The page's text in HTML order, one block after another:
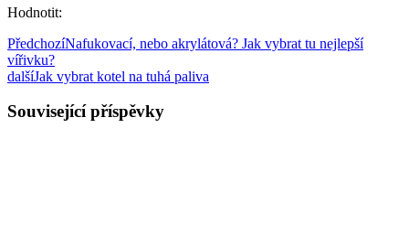
Hodnotit:
PředchozíNafukovací, nebo akrylátová? Jak vybrat tu nejlepší
vířivku?
dalšíJak vybrat kotel na tuhá paliva
Související příspěvky